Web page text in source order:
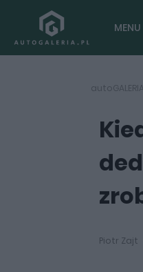
MENU
autoGALERIA
Piotr Zajt